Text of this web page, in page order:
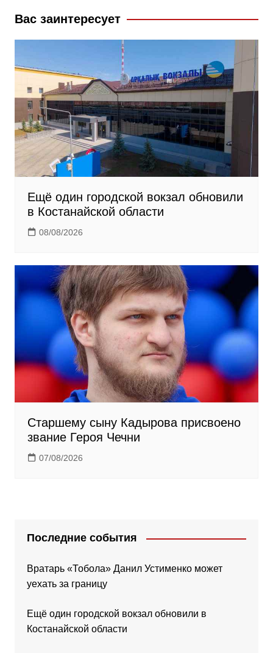
k
s
i
k
i
m
Вас заинтересует
Ещё один городской вокзал обновили
в Костанайской области
08/08/2026
Старшему сыну Кадырова присвоено
звание Героя Чечни
07/08/2026
Последние события
Вратарь «Тобола» Данил Устименко может
уехать за границу
Ещё один городской вокзал обновили в
Костанайской области